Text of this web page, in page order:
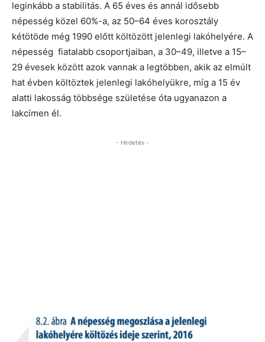
leginkább a stabilitás. A 65 éves és annál idősebb
népesség közel 60%-a, az 50–64 éves korosztály
kétötöde még 1990 előtt költözött jelenlegi lakóhelyére. A
népesség fiatalabb csoportjaiban, a 30–49, illetve a 15–
29 évesek között azok vannak a legtöbben, akik az elmúlt
hat évben költöztek jelenlegi lakóhelyükre, míg a 15 év
alatti lakosság többsége születése óta ugyanazon a
lakcímen él.
- Hirdetés -